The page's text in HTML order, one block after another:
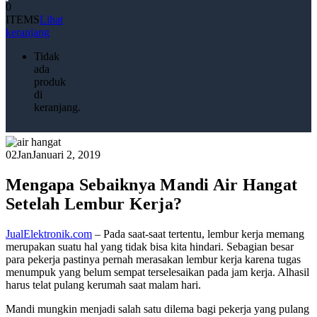
0
ITEMSLihat
keranjang
Tidak
ada
produk
di
keranjang.
02JanJanuari 2, 2019
Mengapa Sebaiknya Mandi Air Hangat
Setelah Lembur Kerja?
JualElektronik.com – Pada saat-saat tertentu, lembur kerja memang
merupakan suatu hal yang tidak bisa kita hindari. Sebagian besar
para pekerja pastinya pernah merasakan lembur kerja karena tugas
menumpuk yang belum sempat terselesaikan pada jam kerja. Alhasil
harus telat pulang kerumah saat malam hari.
Mandi mungkin menjadi salah satu dilema bagi pekerja yang pulang